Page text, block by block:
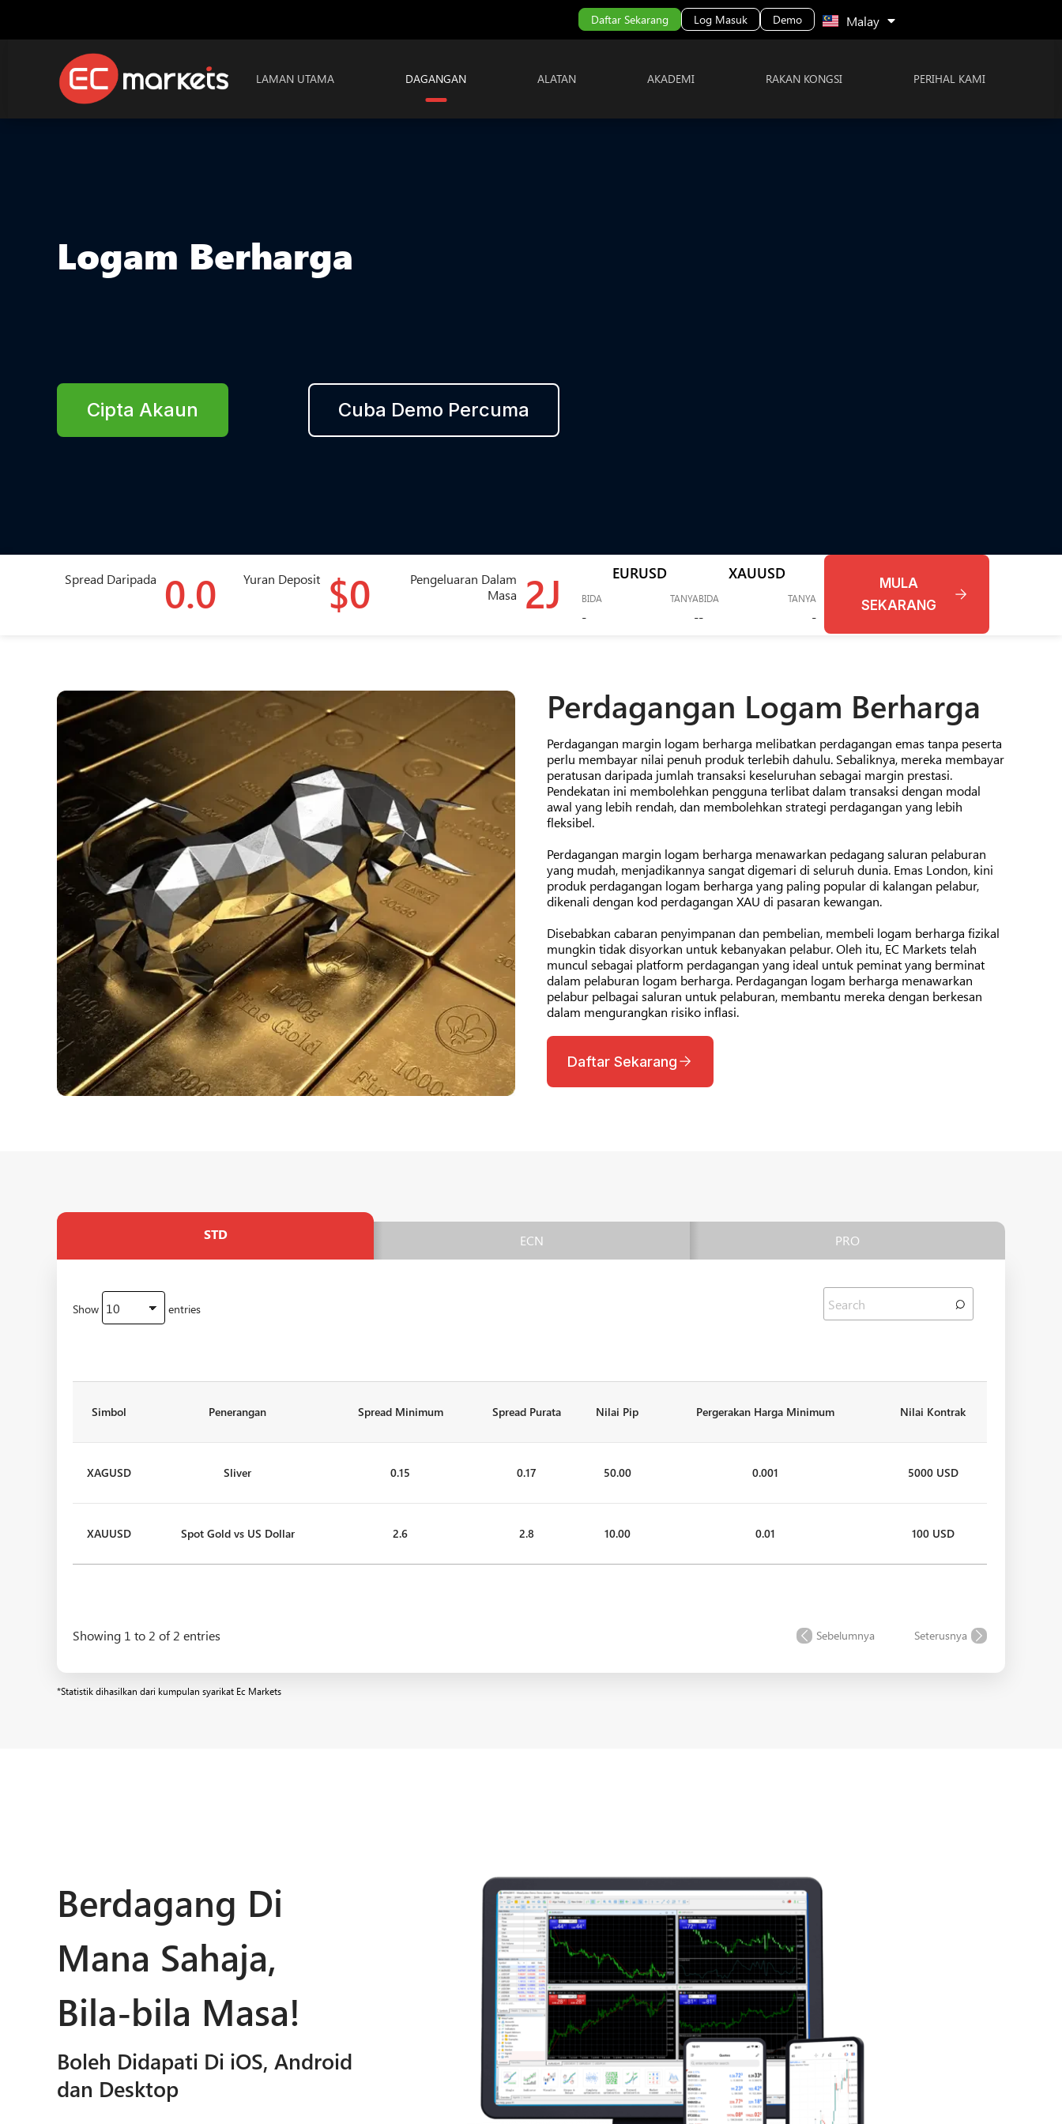
Daftar Sekarang Log Masuk Demo Malay
Português
LAMAN UTAMA DAGANGAN ALATAN AKADEMI RAKAN KONGSI PERIHAL KAMI
Logam Berharga
Cipta Akaun Cuba Demo Percuma
Spread Daripada 0.0 Yuran Deposit $0
Pengeluaran Dalam
Masa
2J EURUSD
BIDA
-
TANYA
-
XAUUSD
BIDA
-
TANYA
-
MULA
SEKARANG
Perdagangan Logam Berharga
Perdagangan margin logam berharga melibatkan perdagangan emas tanpa peserta
perlu membayar nilai penuh produk terlebih dahulu. Sebaliknya, mereka membayar
peratusan daripada jumlah transaksi keseluruhan sebagai margin prestasi.
Pendekatan ini membolehkan pengguna terlibat dalam transaksi dengan modal
awal yang lebih rendah, dan membolehkan strategi perdagangan yang lebih
fleksibel.
Perdagangan margin logam berharga menawarkan pedagang saluran pelaburan
yang mudah, menjadikannya sangat digemari di seluruh dunia. Emas London, kini
produk perdagangan logam berharga yang paling popular di kalangan pelabur,
dikenali dengan kod perdagangan XAU di pasaran kewangan.
Disebabkan cabaran penyimpanan dan pembelian, membeli logam berharga fizikal
mungkin tidak disyorkan untuk kebanyakan pelabur. Oleh itu, EC Markets telah
muncul sebagai platform perdagangan yang ideal untuk peminat yang berminat
dalam pelaburan logam berharga. Perdagangan logam berharga menawarkan
pelabur pelbagai saluran untuk pelaburan, membantu mereka dengan berkesan
dalam mengurangkan risiko inflasi.
Daftar Sekarang
STD ECN PRO
Show entries
Simbol Penerangan Spread Minimum Spread Purata Nilai Pip Pergerakan Harga Minimum Nilai Kontrak
XAGUSD Sliver 0.15 0.17 50.00 0.001 5000 USD
XAUUSD Spot Gold vs US Dollar 2.6 2.8 10.00 0.01 100 USD
Showing 1 to 2 of 2 entries Sebelumnya Seterusnya
*Statistik dihasilkan dari kumpulan syarikat Ec Markets
Berdagang Di
Mana Sahaja,
Bila-bila Masa!
Boleh Didapati Di iOS, Android
dan Desktop​